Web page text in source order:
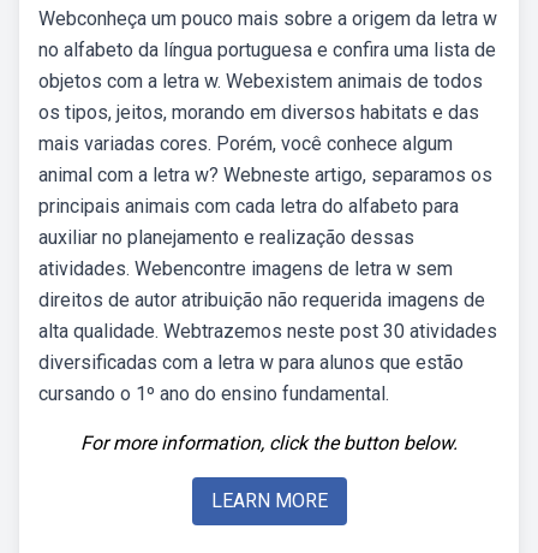
Webconheça um pouco mais sobre a origem da letra w
no alfabeto da língua portuguesa e confira uma lista de
objetos com a letra w. Webexistem animais de todos
os tipos, jeitos, morando em diversos habitats e das
mais variadas cores. Porém, você conhece algum
animal com a letra w? Webneste artigo, separamos os
principais animais com cada letra do alfabeto para
auxiliar no planejamento e realização dessas
atividades. Webencontre imagens de letra w sem
direitos de autor atribuição não requerida imagens de
alta qualidade. Webtrazemos neste post 30 atividades
diversificadas com a letra w para alunos que estão
cursando o 1º ano do ensino fundamental.
For more information, click the button below.
LEARN MORE